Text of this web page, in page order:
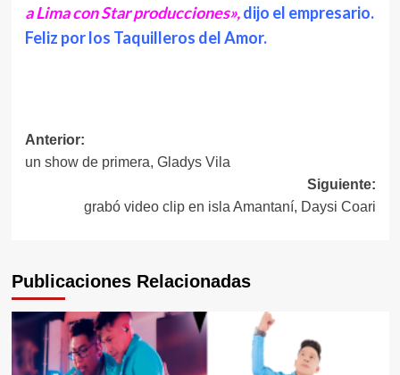
a Lima con Star producciones»,dijo el empresario.
Feliz por los Taquilleros del Amor.
Navegación
de
entradas
Anterior:
un show de primera, Gladys Vila
Siguiente:
grabó video clip en isla Amantaní, Daysi Coari
Publicaciones Relacionadas